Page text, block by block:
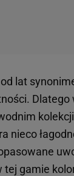
lat
Dlatego
nieco
tej gamie